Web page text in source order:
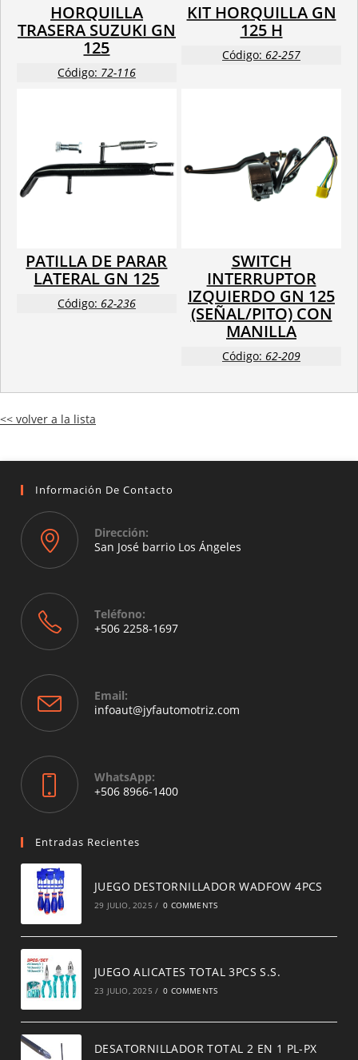
HORQUILLA
TRASERA SUZUKI GN
125
Código: 72-116
KIT HORQUILLA GN
125 H
Código: 62-257
PATILLA DE PARAR
LATERAL GN 125
Código: 62-236
SWITCH
INTERRUPTOR
IZQUIERDO GN 125
(SEÑAL/PITO) CON
MANILLA
Código: 62-209
<< volver a la lista
Información De Contacto
Dirección:
San José barrio Los Ángeles
new
Teléfono:
+506 2258-1697
application
Email:
infoaut@jyfautomotriz.com
WhatsApp:
+506 8966-1400Opens
Entradas Recientes
JUEGO DESTORNILLADOR WADFOW 4PCS
29 JULIO, 2025 / 0 COMMENTS
JUEGO ALICATES TOTAL 3PCS S.S.
23 JULIO, 2025 / 0 COMMENTS
DESATORNILLADOR TOTAL 2 EN 1 PL-PX